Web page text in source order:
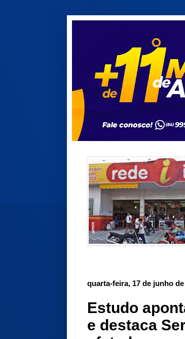
quarta-feira, 17 de junho de
Estudo
e destaca